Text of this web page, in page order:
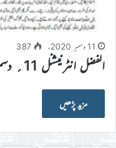
11 دسمبر 2020ء 387
الفضل انٹرنیشنل 11؍ دسمبر 2020ء
مزید پڑھیں